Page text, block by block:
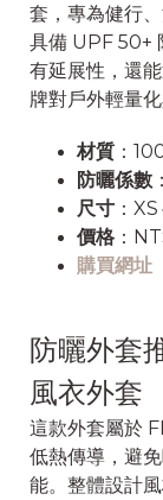
套，專為健行
具備 UPF 50+
有延展性，還
牌對戶外輕量
材質 ：
防曬係數
尺寸 ：XS
價格 ：
購買網址
防曬外套
風衣外套
這款外套屬於
低熱傳導，避
能。整體設計